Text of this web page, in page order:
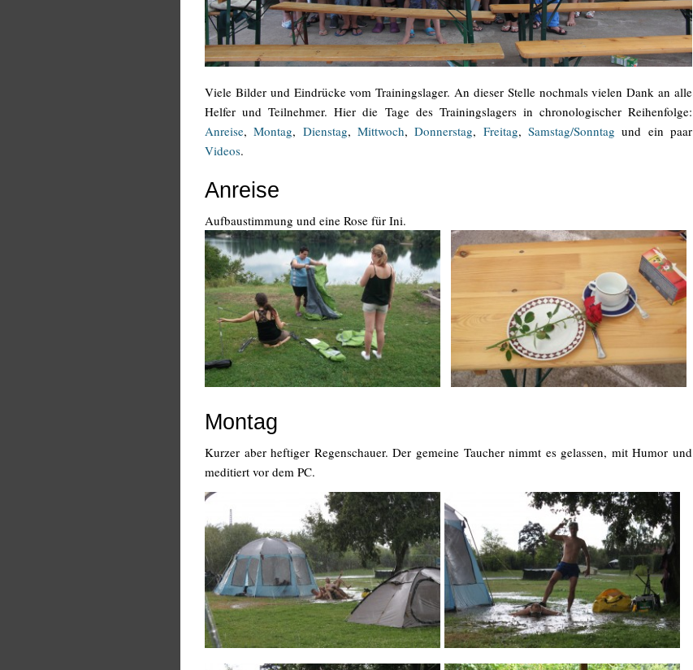
Viele Bilder und Eindrücke vom Trainingslager. An dieser Stelle nochmals vielen Dank an alle
Helfer und Teilnehmer. Hier die Tage des Trainingslagers in chronologischer Reihenfolge:
Anreise,Montag, Dienstag,Mittwoch,Donnerstag, Freitag,Samstag/Sonntag und ein paar
Videos.
Anreise
Aufbaustimmung und eine Rose für Ini.
Montag
Kurzer aber heftiger Regenschauer. Der gemeine Taucher nimmt es gelassen, mit Humor und
meditiert vor dem PC.